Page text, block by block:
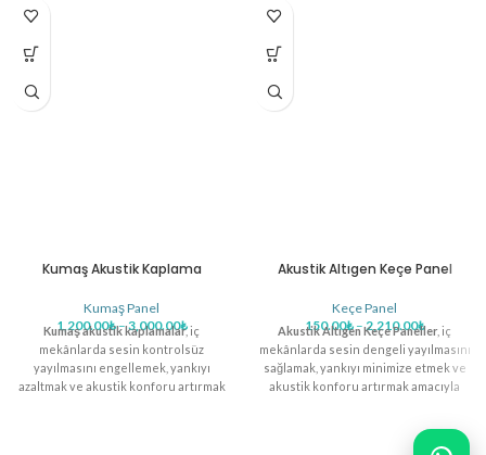
Kumaş Akustik Kaplama
Kumaş Panel
1,200.00₺–3,000.00₺
Kumaş akustik kaplamalar, iç
mekânlarda sesin kontrolsüz
yayılmasını engellemek, yankıyı
azaltmak ve akustik konforu artırmak
Akustik Altıgen Keçe Panel
Keçe Panel
150.00₺–2,210.00₺
Akustik Altıgen Keçe Paneller, iç
mekânlarda sesin dengeli yayılmasını
sağlamak, yankıyı minimize etmek ve
akustik konforu artırmak amacıyla
Modern tasarımıyla öne çıkan bu